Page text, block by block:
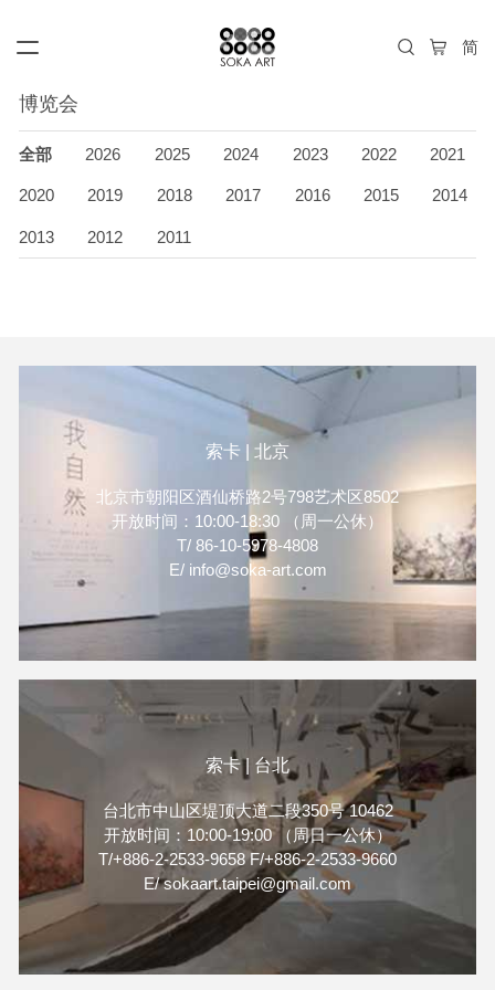
博览会
全部 2026 2025 2024 2023 2022 2021
2020 2019 2018 2017 2016 2015 2014
2013 2012 2011
索卡 | 北京
北京市朝阳区酒仙桥路2号798艺术区8502
开放时间：10:00-18:30 （周一公休）
T/ 86-10-5978-4808
E/ info@soka-art.com
索卡 | 台北
台北市中山区堤顶大道二段350号 10462
开放时间：10:00-19:00 （周日一公休）
T/+886-2-2533-9658 F/+886-2-2533-9660
E/ sokaart.taipei@gmail.com